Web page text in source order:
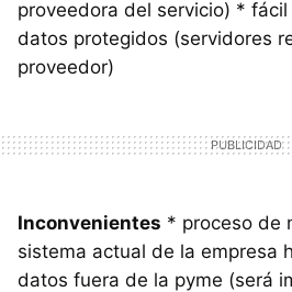
proveedora del servicio) *
datos protegidos (servidores
proveedor)
Inconvenientes * proceso de
sistema actual de la empresa
datos fuera de la pyme (será